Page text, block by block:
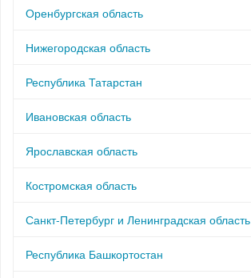
Оренбургская область
Нижегородская область
Республика Татарстан
Ивановская область
Ярославская область
Костромская область
Санкт-Петербург и Ленинградская область
Республика Башкортостан